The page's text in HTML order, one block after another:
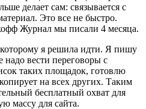
делает сам: связывается с
Это все не быстро.
Журнал мы писали 4 месяца.
я решила идти. Я пишу
надо вести переговоры с
таких площадок, готовлю
на всех других. Таким
бесплатный охват для
массу для сайта.